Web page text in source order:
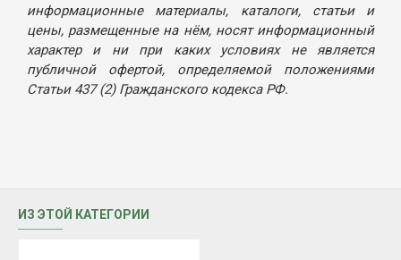
информационные материалы, каталоги, статьи и
цены, размещенные на нём, носят информационный
характер и ни при каких условиях не является
публичной офертой, определяемой положениями
Статьи 437 (2) Гражданского кодекса РФ.
ИЗ ЭТОЙ КАТЕГОРИИ